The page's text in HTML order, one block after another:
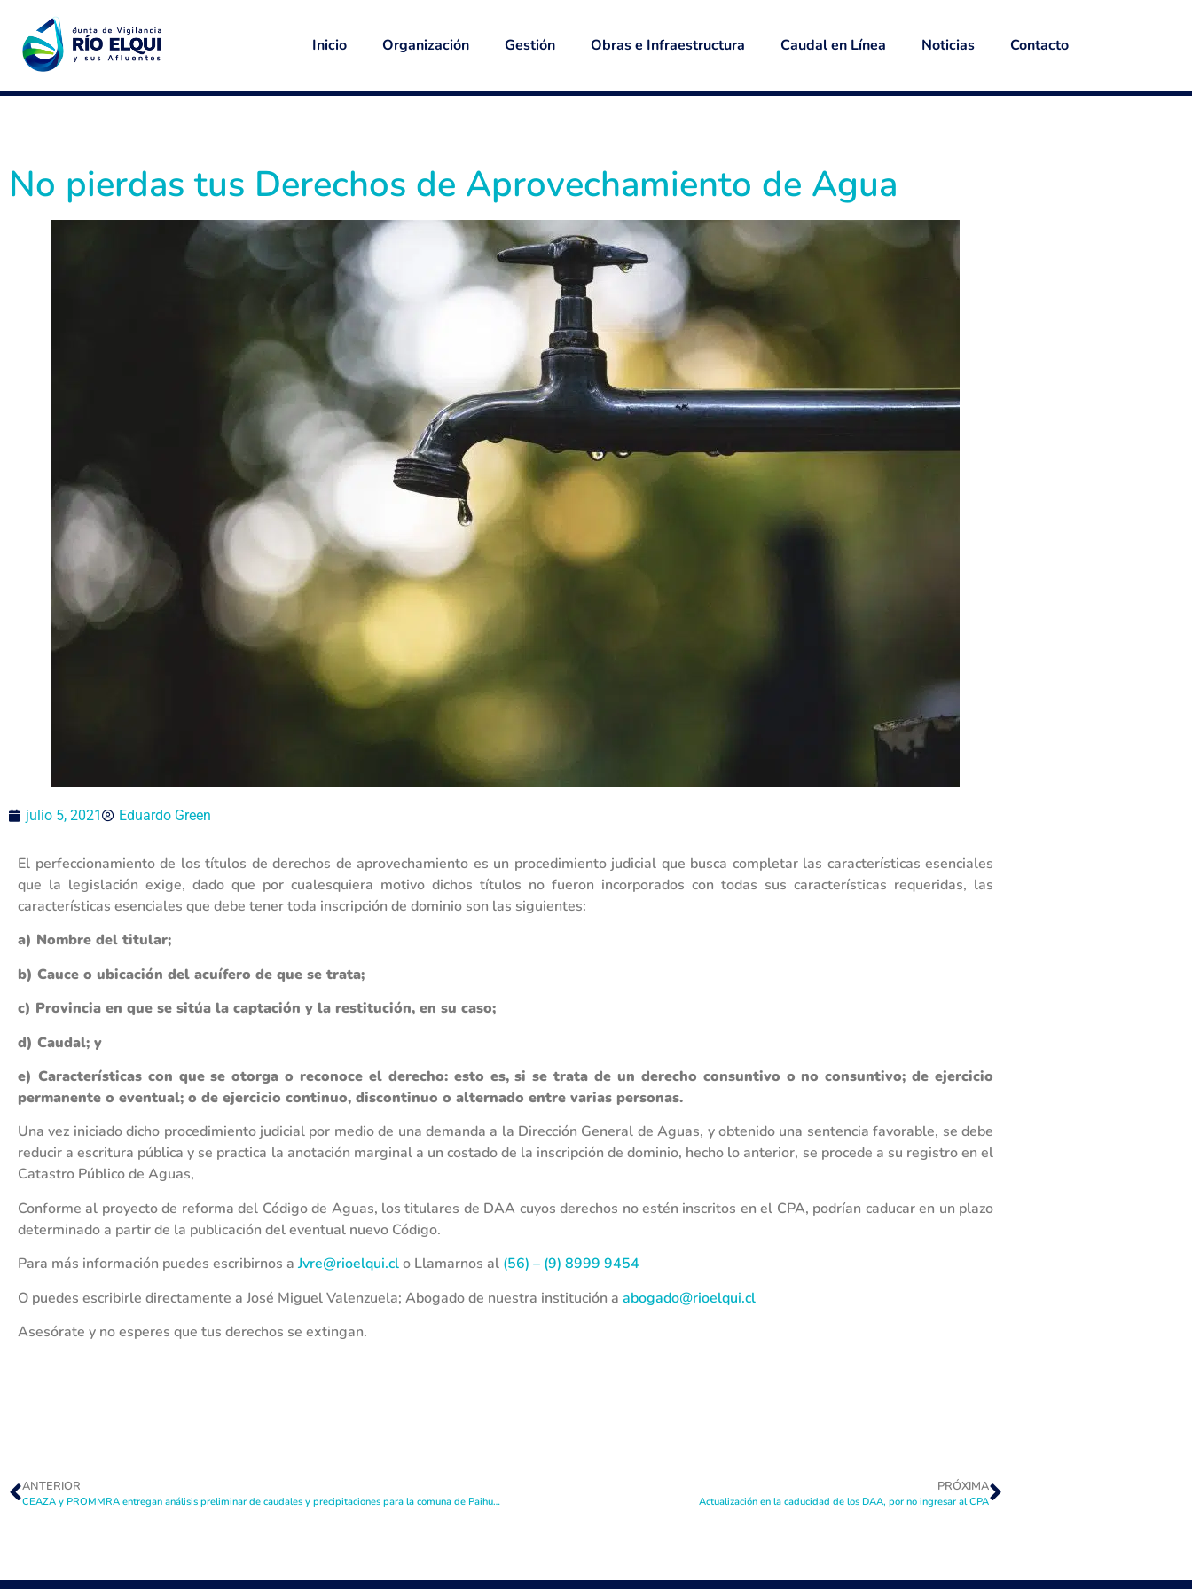
Inicio Organización Gestión Obras e Infraestructura Caudal en Línea Noticias Contacto
No pierdas tus Derechos de Aprovechamiento de Agua
julio 5, 2021 Eduardo Green
El perfeccionamiento de los títulos de derechos de aprovechamiento es un procedimiento judicial que busca completar las características esenciales
que la legislación exige, dado que por cualesquiera motivo dichos títulos no fueron incorporados con todas sus características requeridas, las
características esenciales que debe tener toda inscripción de dominio son las siguientes:
a) Nombre del titular;
b) Cauce o ubicación del acuífero de que se trata;
c) Provincia en que se sitúa la captación y la restitución, en su caso;
d) Caudal; y
e) Características con que se otorga o reconoce el derecho: esto es, si se trata de un derecho consuntivo o no consuntivo; de ejercicio
permanente o eventual; o de ejercicio continuo, discontinuo o alternado entre varias personas.
Una vez iniciado dicho procedimiento judicial por medio de una demanda a la Dirección General de Aguas, y obtenido una sentencia favorable, se debe
reducir a escritura pública y se practica la anotación marginal a un costado de la inscripción de dominio, hecho lo anterior, se procede a su registro en el
Catastro Público de Aguas,
Conforme al proyecto de reforma del Código de Aguas, los titulares de DAA cuyos derechos no estén inscritos en el CPA, podrían caducar en un plazo
determinado a partir de la publicación del eventual nuevo Código.
Para más información puedes escribirnos aJvre@rioelqui.clo Llamarnos al (56) – (9) 8999 9454
O puedes escribirle directamente a José Miguel Valenzuela; Abogado de nuestra institución a abogado@rioelqui.cl
Asesórate y no esperes que tus derechos se extingan.
ANTERIOR
CEAZA y PROMMRA entregan análisis preliminar de caudales y precipitaciones para la comuna de Paihuano
PRÓXIMA
Actualización en la caducidad de los DAA, por no ingresar al CPA